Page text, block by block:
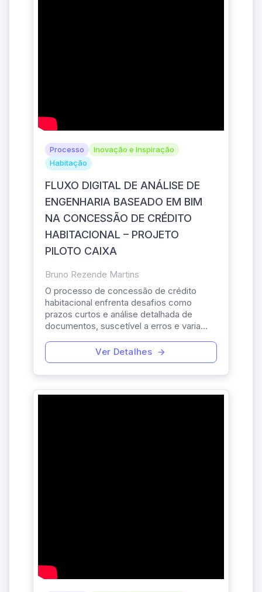
Processo
Inovação e Inspiração
Habitação
FLUXO DIGITAL DE ANÁLISE DE
ENGENHARIA BASEADO EM BIM
NA CONCESSÃO DE CRÉDITO
HABITACIONAL – PROJETO
PILOTO CAIXA
Bruno Rezende Martins
O processo de concessão de crédito
habitacional enfrenta desafios como
prazos curtos e análise detalhada de
documentos, suscetível a erros e varia...
Ver Detalhes